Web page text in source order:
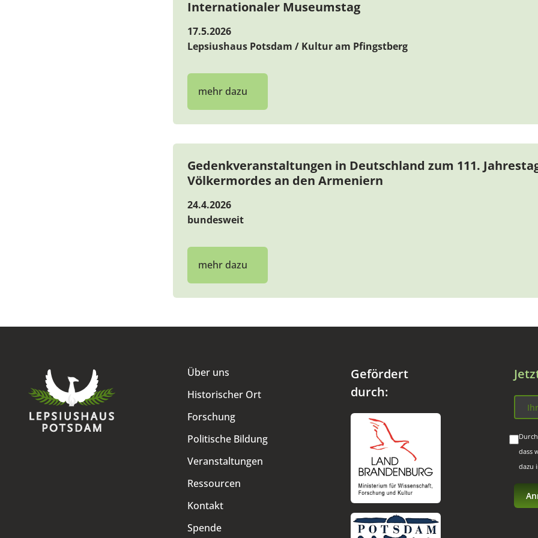
Internationaler Museumstag
17.5.2026
Lepsiushaus Potsdam / Kultur am Pfingstberg
mehr dazu
Gedenkveranstaltungen in Deutschland zum 111.
Völkermordes an den Armeniern
24.4.2026
bundesweit
mehr dazu
Über uns
Historischer Ort
Forschung
Politische Bildung
Veranstaltungen
Ressourcen
Kontakt
Spende
Gefördert
durch:
dass
dazu